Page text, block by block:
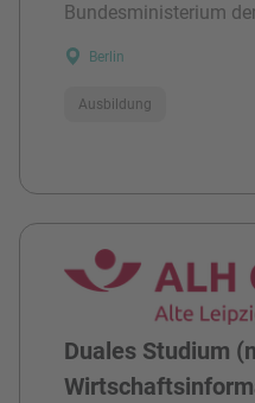
Bundesministerium
Berlin
Ausbildung
Duales Studium